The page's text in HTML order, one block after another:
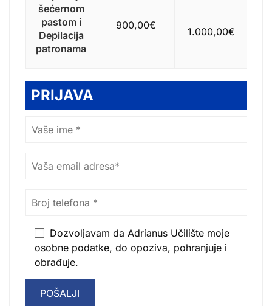
šećernom
pastom i
Depilacija
patronama
900,00€
1.000,00€
PRIJAVA
Dozvoljavam da Adrianus Učilište moje
osobne podatke, do opoziva, pohranjuje i
obrađuje.